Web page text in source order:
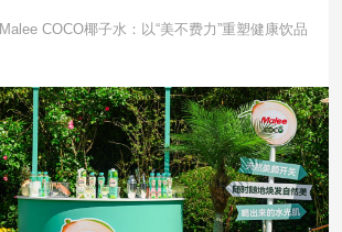
Malee COCO椰子水：以“美不费力”重塑健康饮品